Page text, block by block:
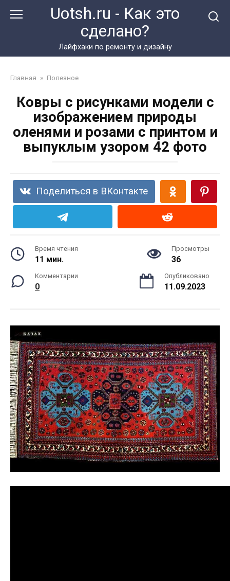
Uotsh.ru - Как это
сделано?
Лайфхаки по ремонту и дизайну
Главная » Полезное
Ковры с рисунками модели с
изображением природы
оленями и розами с принтом и
выпуклым узором 42 фото
Поделиться в ВКонтакте
Время чтения
11 мин.
Просмотры
36
Комментарии
0
Опубликовано
11.09.2023